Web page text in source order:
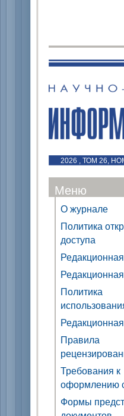
2026 , ТОМ 26,
Меню
О журнале
Политика
доступа
Политика
Правила
Требования к
оформлению
Формы